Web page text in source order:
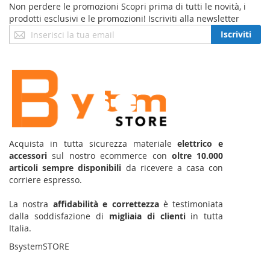
Non perdere le promozioni Scopri prima di tutti le novità, i
prodotti esclusivi e le promozioni! Iscriviti alla newsletter
Iscriviti
alla
Iscriviti
Acquista in tutta sicurezza materialeelettrico e
accessori sul nostro ecommerce con oltre 10.000
articoli sempre disponibili da ricevere a casa con
corriere espresso.
La nostra affidabilità e correttezzaè testimoniata
dalla soddisfazione di migliaia di clientiin tutta
Italia.
BsystemSTORE